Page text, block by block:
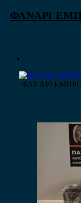
ΦΑΝΑΡΙ
ΦΑΝΑΡΙ